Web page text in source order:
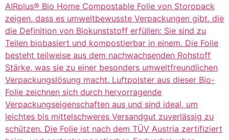
AIRplus® Bio Home Compostable Folie von Storopack
zeigen, dass es umweltbewusste Verpackungen gibt, die
die Definition von Biokunststoff erfüllen: Sie sind zu
Teilen biobasiert und kompostierbar in einem. Die Folie
besteht teilweise aus dem nachwachsenden Rohstoff
Stärke, was sie zu einer besonders umweltfreundlichen
Verpackungslösung macht. Luftpolster aus dieser Bio-
Folie zeichnen sich durch hervorragende
Verpackungseigenschaften aus und sind ideal, um
leichtes bis mittelschweres Versandgut zuverlässig zu
schützen. Die Folie ist nach dem TÜV Austria zertifiziert